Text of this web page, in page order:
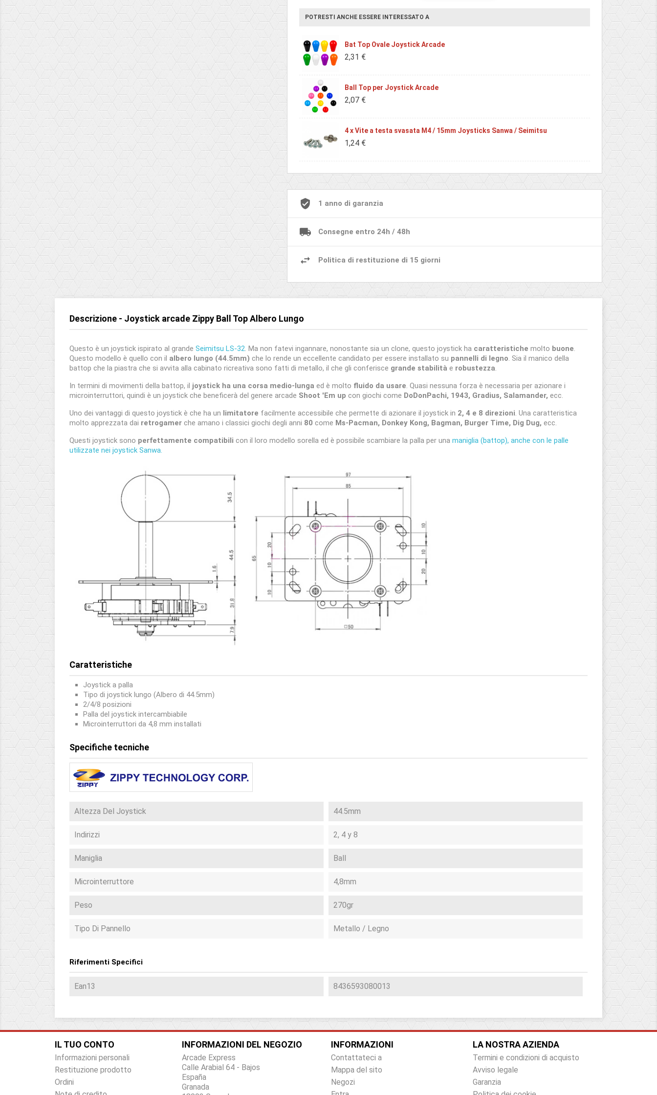
POTRESTI ANCHE ESSERE INTERESSATO A
Bat Top Ovale Joystick Arcade
2,31 €
Ball Top per Joystick Arcade
2,07 €
4 x Vite a testa svasata M4 / 15mm Joysticks Sanwa / Seimitsu
1,24 €
1 anno di garanzia
Consegne entro 24h / 48h
Politica di restituzione di 15 giorni
Descrizione - Joystick arcade Zippy Ball Top Albero Lungo
Questo è un joystick ispirato al grande Seimitsu LS-32. Ma non fatevi ingannare, nonostante sia un clone, questo joystick ha caratteristiche molto buone.
Questo modello è quello con il albero lungo (44.5mm) che lo rende un eccellente candidato per essere installato su pannelli di legno. Sia il manico della
battop che la piastra che si avvita alla cabinato ricreativa sono fatti di metallo, il che gli conferisce grande stabilità e robustezza.
In termini di movimenti della battop, il joystick ha una corsa medio-lunga ed è molto fluido da usare. Quasi nessuna forza è necessaria per azionare i
microinterruttori, quindi è un joystick che beneficerà del genere arcade Shoot 'Em up con giochi come DoDonPachi, 1943, Gradius, Salamander, ecc.
Uno dei vantaggi di questo joystick è che ha un limitatore facilmente accessibile che permette di azionare il joystick in 2, 4 e 8 direzioni. Una caratteristica
molto apprezzata dai retrogamer che amano i classici giochi degli anni 80 come Ms-Pacman, Donkey Kong, Bagman, Burger Time, Dig Dug, ecc.
Questi joystick sono perfettamente compatibili con il loro modello sorella ed è possibile scambiare la palla per una maniglia (battop), anche con le palle
utilizzate nei joystick Sanwa.
Caratteristiche
Joystick a palla
Tipo di joystick lungo (Albero di 44.5mm)
2/4/8 posizioni
Palla del joystick intercambiabile
Microinterruttori da 4,8 mm installati
Specifiche tecniche
Altezza Del Joystick 44.5mm
Indirizzi 2, 4 y 8
Maniglia Ball
Microinterruttore 4,8mm
Peso 270gr
Tipo Di Pannello Metallo / Legno
Riferimenti Specifici
Ean13 8436593080013
IL TUO CONTO
Informazioni personali
Restituzione prodotto
Ordini
INFORMAZIONI DEL NEGOZIO
Arcade Express
Calle Arabial 64 - Bajos
España
Granada
INFORMAZIONI
Contattateci a
Mappa del sito
Negozi
LA NOSTRA AZIENDA
Termini e condizioni di acquisto
Avviso legale
Garanzia